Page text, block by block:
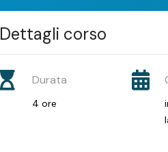
Dettagli corso
Durata
4 ore